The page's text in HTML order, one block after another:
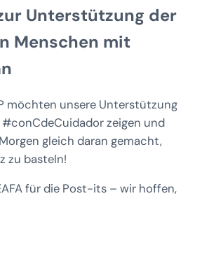
Unterstützung der
Menschen mit
möchten unsere Unterstützung
zeigen und
gleich daran gemacht,
zu basteln!
für die Post-its – wir hoffen,